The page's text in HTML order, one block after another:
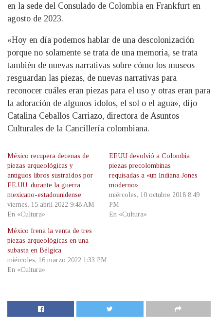
en la sede del Consulado de Colombia en Frankfurt en
agosto de 2023.
«Hoy en día podemos hablar de una descolonización
porque no solamente se trata de una memoria, se trata
también de nuevas narrativas sobre cómo los museos
resguardan las piezas, de nuevas narrativas para
reconocer cuáles eran piezas para el uso y otras eran para
la adoración de algunos ídolos, el sol o el agua», dijo
Catalina Ceballos Carriazo, directora de Asuntos
Culturales de la Cancillería colombiana.
México recupera decenas de
piezas arqueológicas y
antiguos libros sustraídos por
EE.UU. durante la guerra
mexicano-estadounidense
viernes, 15 abril 2022 9:48 AM
En «Cultura»
EEUU devolvió a Colombia
piezas precolombinas
requisadas a «un Indiana Jones
moderno»
miércoles, 10 octubre 2018 8:49
PM
En «Cultura»
México frena la venta de tres
piezas arqueológicas en una
subasta en Bélgica
miércoles, 16 marzo 2022 1:33 PM
En «Cultura»